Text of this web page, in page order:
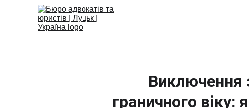
Виключення
граничного